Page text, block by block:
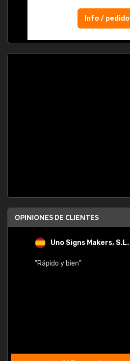
Info / pedido
OPINIONES DE CLIENTES
Uno Signs Makers, S.L.
"Rápido y bien"